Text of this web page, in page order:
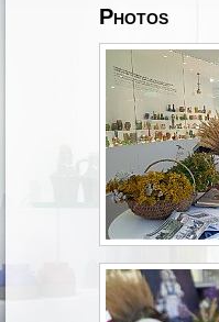
Photos